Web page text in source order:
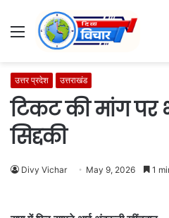
Menu
उत्तर प्रदेश उत्तराखंड
टिकट की मांग पर
सिद्दकी
Divy Vichar May 9, 2026 1